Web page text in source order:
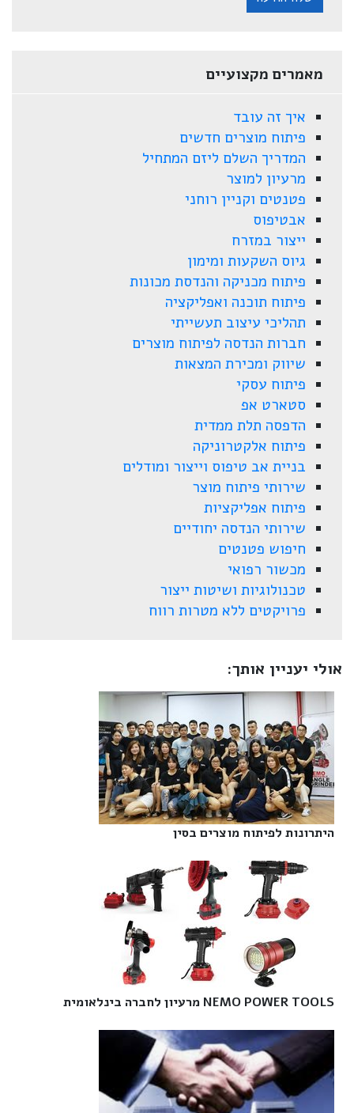
מאמרים מקצועיים
איך זה עובד
פיתוח מוצרים חדשים
המדריך השלם ליזם המתחיל
מרעיון למוצר
פטנטים וקניין רוחני
אבטיפוס
ייצור במזרח
גיוס השקעות ומימון
פיתוח מכניקה והנדסת מכונות
פיתוח תוכנה ואפליקציה
תהליכי עיצוב תעשייתי
חברות הנדסה לפיתוח מוצרים
שיווק ומכירת המצאות
פיתוח עסקי
סטארט אפ
הדפסה תלת ממדית
פיתוח אלקטרוניקה
בניית אב טיפוס וייצור ומודלים
שירותי פיתוח מוצר
פיתוח אפליקציות
שירותי הנדסה יחודיים
חיפוש פטנטים
מכשור רפואי
טכנולוגיות ושיטות ייצור
פרויקטים ללא מטרות רווח
אולי יעניין אותך:
היתרונות לפיתוח מוצרים בסין‎
NEMO POWER TOOLS מרעיון לחברה בינלאומית‎